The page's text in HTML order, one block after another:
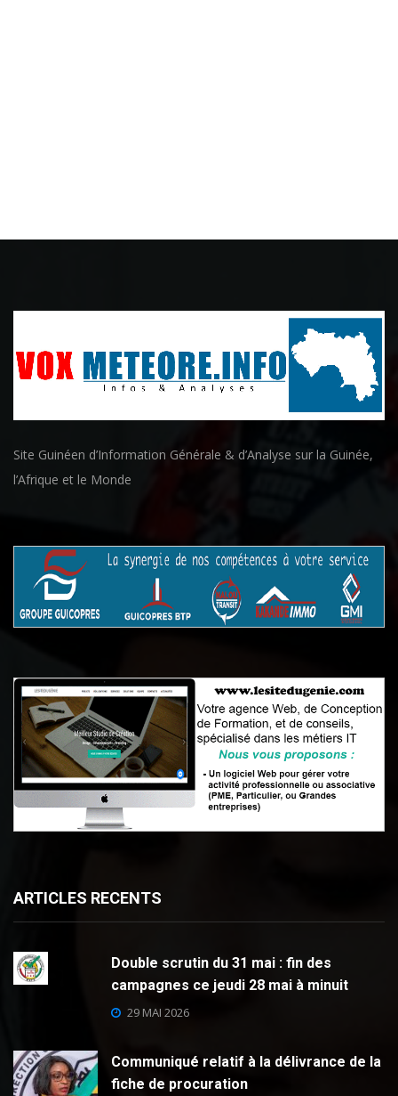
Site Guinéen d’Information Générale & d’Analyse sur la Guinée,
l’Afrique et le Monde
ARTICLES RECENTS
Double scrutin du 31 mai : fin des
campagnes ce jeudi 28 mai à minuit
29 MAI 2026
Communiqué relatif à la délivrance de la
fiche de procuration